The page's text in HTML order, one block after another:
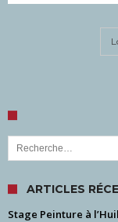
Rechercher :
ARTICLES
Stage Peinture à